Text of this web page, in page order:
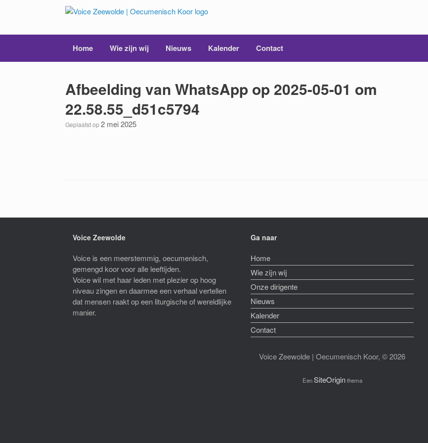
inhoud
Home Wie zijn wij Nieuws Kalender Contact
Afbeelding van WhatsApp op 2025-05-01 om
22.58.55_d51c5794
Geplaatst op2 mei 2025
Voice Zeewolde
Voice is een meerstemmig, oecumenisch,
gemengd koor voor alle leeftijden.
Voice wil met haar leden met plezier op hoog
niveau zingen en daarmee een verhaal vertellen
dat mensen raakt op een liturgische of wereldlijke
manier.
Ga naar
Home
Wie zijn wij
Onze dirigente
Nieuws
Kalender
Contact
Voice Zeewolde | Oecumenisch Koor, © 2026
EenSiteOriginthema